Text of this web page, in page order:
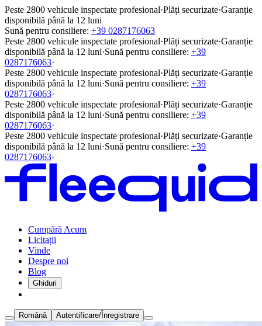
Peste 2800 vehicule inspectate profesional·Plăți securizate·Garanție
disponibilă până la 12 luni
Sună pentru consiliere: +39 0287176063
Peste 2800 vehicule inspectate profesional·Plăți securizate·Garanție
disponibilă până la 12 luni·Sună pentru consiliere: +39
0287176063·
Peste 2800 vehicule inspectate profesional·Plăți securizate·Garanție
disponibilă până la 12 luni·Sună pentru consiliere: +39
0287176063·
Peste 2800 vehicule inspectate profesional·Plăți securizate·Garanție
disponibilă până la 12 luni·Sună pentru consiliere: +39
0287176063·
Peste 2800 vehicule inspectate profesional·Plăți securizate·Garanție
disponibilă până la 12 luni·Sună pentru consiliere: +39
0287176063·
Cumpără Acum
Licitații
Vinde
Despre noi
Blog
Ghiduri
Română Autentificare/Înregistrare